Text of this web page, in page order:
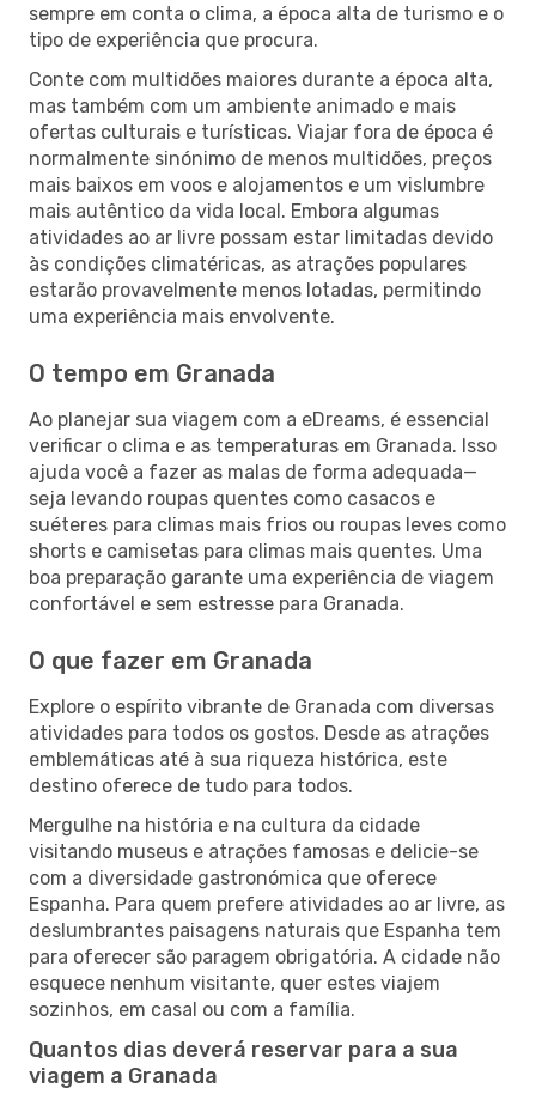
sempre em conta o clima, a época alta de turismo e o
tipo de experiência que procura.
Conte com multidões maiores durante a época alta,
mas também com um ambiente animado e mais
ofertas culturais e turísticas. Viajar fora de época é
normalmente sinónimo de menos multidões, preços
mais baixos em voos e alojamentos e um vislumbre
mais autêntico da vida local. Embora algumas
atividades ao ar livre possam estar limitadas devido
às condições climatéricas, as atrações populares
estarão provavelmente menos lotadas, permitindo
uma experiência mais envolvente.
O tempo em Granada
Ao planejar sua viagem com a eDreams, é essencial
verificar o clima e as temperaturas em Granada. Isso
ajuda você a fazer as malas de forma adequada—
seja levando roupas quentes como casacos e
suéteres para climas mais frios ou roupas leves como
shorts e camisetas para climas mais quentes. Uma
boa preparação garante uma experiência de viagem
confortável e sem estresse para Granada.
O que fazer em Granada
Explore o espírito vibrante de Granada com diversas
atividades para todos os gostos. Desde as atrações
emblemáticas até à sua riqueza histórica, este
destino oferece de tudo para todos.
Mergulhe na história e na cultura da cidade
visitando museus e atrações famosas e delicie-se
com a diversidade gastronómica que oferece
Espanha. Para quem prefere atividades ao ar livre, as
deslumbrantes paisagens naturais que Espanha tem
para oferecer são paragem obrigatória. A cidade não
esquece nenhum visitante, quer estes viajem
sozinhos, em casal ou com a família.
Quantos dias deverá reservar para a sua
viagem a Granada